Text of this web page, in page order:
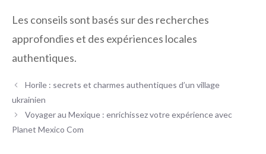
Les conseils sont basés sur des recherches
approfondies et des expériences locales
authentiques.
Horile : secrets et charmes authentiques d’un village
ukrainien
Voyager au Mexique : enrichissez votre expérience avec
Planet Mexico Com